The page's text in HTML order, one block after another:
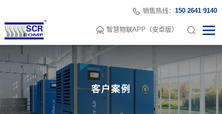
销售热线： 150 2641 9140
智慧物联APP（安卓版）
客户案例